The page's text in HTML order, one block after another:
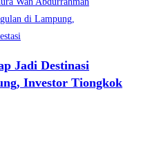
Jadi Destinasi
Investor Tiongkok